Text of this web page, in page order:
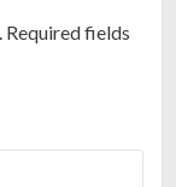
Required fields